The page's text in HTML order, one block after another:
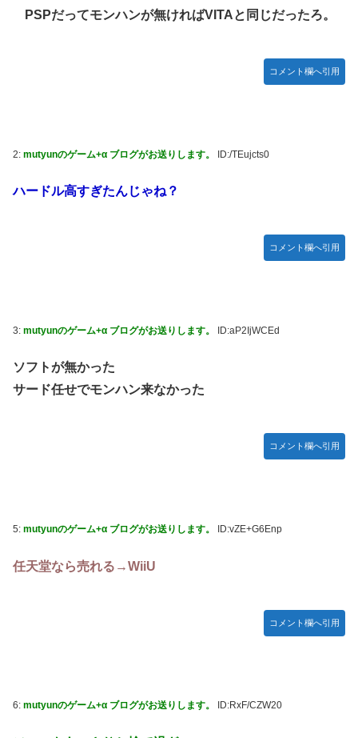
ソフトの入れ替えなんて10秒で済むのにそれを面倒くさいと
【ウマ娘】夜に食べるアイスおいち！「きーん」ってする
る不具合が発生
【激震】韓国人「韓国サッカー協会、W杯・五輪で複数回の
木坂46】
モーニング娘。'25『気になるその気の歌』ってガチで名曲
冨里奈央ちゃん、おへそ見せガチでエグいって・・・
PSPだってモンハンが無ければVITAと同じだったろ。
コメント欄へ引用
2: mutyunのゲーム+α ブログがお送りします。 ID:/TEujcts0
ハードル高すぎたんじゃね？
コメント欄へ引用
3: mutyunのゲーム+α ブログがお送りします。 ID:aP2IjWCEd
ソフトが無かった
サード任せでモンハン来なかった
コメント欄へ引用
5: mutyunのゲーム+α ブログがお送りします。 ID:vZE+G6Enp
任天堂なら売れる→WiiU
コメント欄へ引用
6: mutyunのゲーム+α ブログがお送りします。 ID:RxF/CZW20